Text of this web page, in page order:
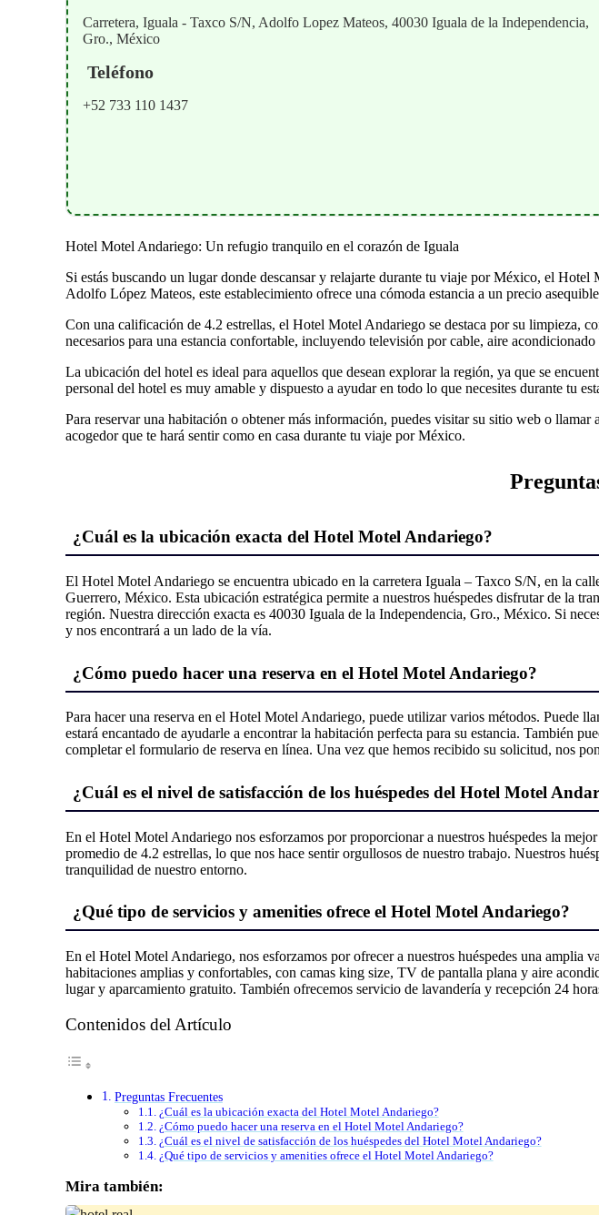
Carretera, Iguala - Taxco S/N, Adolfo Lopez Mateos, 40030 Iguala de la Independencia,
Gro., México
Teléfono
+52 733 110 1437
Hotel Motel Andariego: Un refugio tranquilo en el corazón de Iguala
Si estás buscando un lugar donde descansar y relajarte durante tu viaje por México, el
Adolfo López Mateos, este establecimiento ofrece una cómoda estancia a un precio
Con una calificación de 4.2 estrellas, el Hotel Motel Andariego se destaca por su limpieza,
necesarios para una estancia confortable, incluyendo televisión por cable, aire
La ubicación del hotel es ideal para aquellos que desean explorar la región, ya que se
personal del hotel es muy amable y dispuesto a ayudar en todo lo que necesites durante tu
Para reservar una habitación o obtener más información, puedes visitar su sitio web o
acogedor que te hará sentir como en casa durante tu viaje por México.
¿Cuál es la ubicación exacta del Hotel Motel Andariego?
El Hotel Motel Andariego se encuentra ubicado en la carretera Iguala – Taxco S/N, en la
Guerrero, México. Esta ubicación estratégica permite a nuestros huéspedes disfrutar de la
región. Nuestra dirección exacta es 40030 Iguala de la Independencia, Gro., México. Si
y nos encontrará a un lado de la vía.
¿Cómo puedo hacer una reserva en el Hotel Motel Andariego?
Para hacer una reserva en el Hotel Motel Andariego, puede utilizar varios métodos. Puede
estará encantado de ayudarle a encontrar la habitación perfecta para su estancia. También
completar el formulario de reserva en línea. Una vez que hemos recibido su solicitud, nos
¿Cuál es el nivel de satisfacción de los huéspedes del Hotel Motel
En el Hotel Motel Andariego nos esforzamos por proporcionar a nuestros huéspedes la
promedio de 4.2 estrellas, lo que nos hace sentir orgullosos de nuestro trabajo. Nuestros
tranquilidad de nuestro entorno.
¿Qué tipo de servicios y amenities ofrece el Hotel Motel Andariego?
En el Hotel Motel Andariego, nos esforzamos por ofrecer a nuestros huéspedes una amplia
habitaciones amplias y confortables, con camas king size, TV de pantalla plana y aire
lugar y aparcamiento gratuito. También ofrecemos servicio de lavandería y recepción 24
Contenidos del Artículo
Preguntas Frecuentes
¿Cuál es la ubicación exacta del Hotel Motel Andariego?
¿Cómo puedo hacer una reserva en el Hotel Motel Andariego?
¿Cuál es el nivel de satisfacción de los huéspedes del Hotel Motel Andariego?
¿Qué tipo de servicios y amenities ofrece el Hotel Motel Andariego?
Mira también: